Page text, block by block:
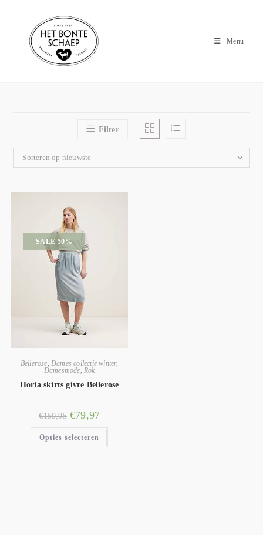
Menu
Filter
Sorteren op nieuwste
SALE 50%
Bellerose, Dames collectie winter,
Damesmode, Rok
Horia skirts givre Bellerose
€159,95 €79,97
Opties selecteren